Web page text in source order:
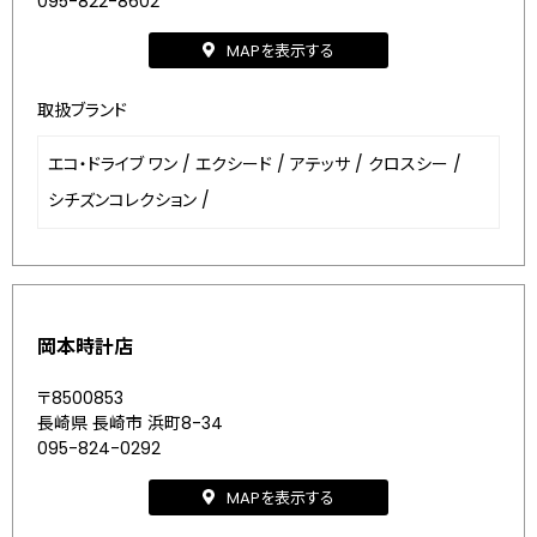
MAPを表示する
取扱ブランド
エコ・ドライブ ワン / エクシード / アテッサ / クロスシー /
シチズンコレクション /
岡本時計店
〒8500853
長崎県 長崎市 浜町8-34
095-824-0292
MAPを表示する